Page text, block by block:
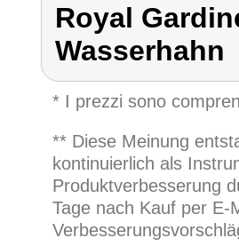
Royal
Wasserhahn
* I prezzi sono
** Diese Meinung
kontinuierlich als
Produktverbesserung
Tage nach Kauf per E-